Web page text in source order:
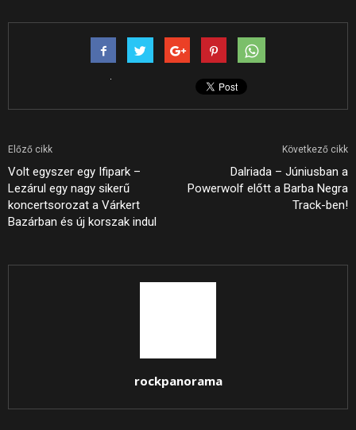
Előző cikk
Volt egyszer egy Ifipark –
Lezárul egy nagy sikerű
koncertsorozat a Várkert
Bazárban és új korszak indul
Következő cikk
Dalriada – Júniusban a
Powerwolf előtt a Barba Negra
Track-ben!
rockpanorama